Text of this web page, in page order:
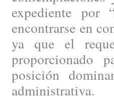
expediente por
encontrarse en
ya que el
proporcionado
posición
administrativa.